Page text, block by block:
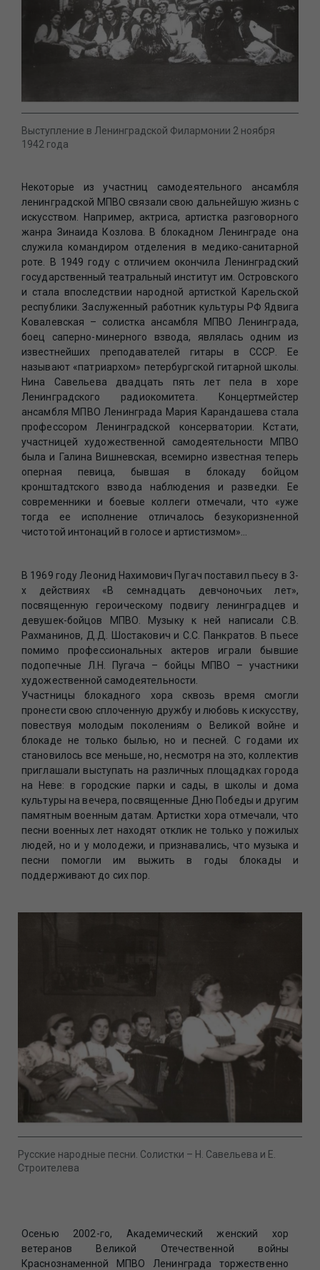
Выступление в Ленинградской Филармонии 2 ноября
1942 года
Некоторые из участниц самодеятельного ансамбля
ленинградской МПВО связали свою дальнейшую жизнь с
искусством. Например, актриса, артистка разговорного
жанра Зинаида Козлова. В блокадном Ленинграде она
служила командиром отделения в медико-санитарной
роте. В 1949 году с отличием окончила Ленинградский
государственный театральный институт им. Островского
и стала впоследствии народной артисткой Карельской
республики. Заслуженный работник культуры РФ Ядвига
Ковалевская – солистка ансамбля МПВО Ленинграда,
боец саперно-минерного взвода, являлась одним из
известнейших преподавателей гитары в СССР. Ее
называют «патриархом» петербургской гитарной школы.
Нина Савельева двадцать пять лет пела в хоре
Ленинградского радиокомитета. Концертмейстер
ансамбля МПВО Ленинграда Мария Карандашева стала
профессором Ленинградской консерватории. Кстати,
участницей художественной самодеятельности МПВО
была и Галина Вишневская, всемирно известная теперь
оперная певица, бывшая в блокаду бойцом
кронштадтского взвода наблюдения и разведки. Ее
современники и боевые коллеги отмечали, что «уже
тогда ее исполнение отличалось безукоризненной
чистотой интонаций в голосе и артистизмом»…
В 1969 году Леонид Нахимович Пугач поставил пьесу в 3-
х действиях «В семнадцать девчоночьих лет»,
посвященную героическому подвигу ленинградцев и
девушек-бойцов МПВО. Музыку к ней написали С.В.
Рахманинов, Д.Д. Шостакович и С.С. Панкратов. В пьесе
помимо профессиональных актеров играли бывшие
подопечные Л.Н. Пугача – бойцы МПВО – участники
художественной самодеятельности.
Участницы блокадного хора сквозь время смогли
пронести свою сплоченную дружбу и любовь к искусству,
повествуя молодым поколениям о Великой войне и
блокаде не только былью, но и песней. С годами их
становилось все меньше, но, несмотря на это, коллектив
приглашали выступать на различных площадках города
на Неве: в городские парки и сады, в школы и дома
культуры на вечера, посвященные Дню Победы и другим
памятным военным датам. Артистки хора отмечали, что
песни военных лет находят отклик не только у пожилых
людей, но и у молодежи, и признавались, что музыка и
песни помогли им выжить в годы блокады и
поддерживают до сих пор.
Русские народные песни. Солистки – Н. Савельева и Е.
Строителева
Осенью 2002-го, Академический женский хор
ветеранов Великой Отечественной войны
Краснознаменной МПВО Ленинграда торжественно